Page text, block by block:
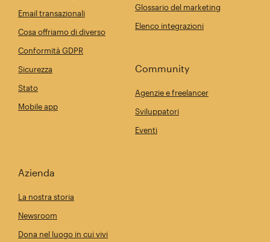
Email transazionali
Cosa offriamo di diverso
Conformità GDPR
Sicurezza
Stato
Mobile app
Glossario del marketing
Elenco integrazioni
Community
Agenzie e freelancer
Sviluppatori
Eventi
Azienda
La nostra storia
Newsroom
Dona nel luogo in cui vivi